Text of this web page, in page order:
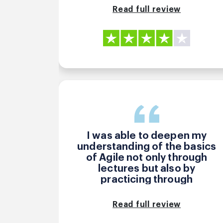
informative and helped
Scrum.
Read full review
I was able to deepen my
understanding of the basics
of Agile not only through
lectures but also by
practicing through
following points were also
Read full review